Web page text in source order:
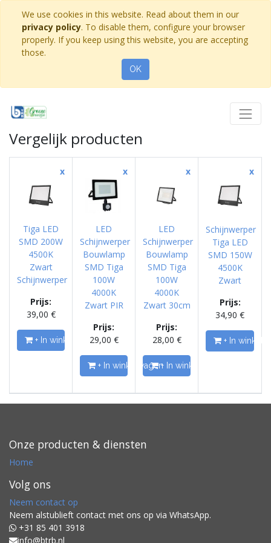
We use cookies in this website. Read about them in our
privacy policy. To disable them, configure your browser
properly. If you keep using this website, you are accepting
those.
OK
Vergelijk producten
x
Tiga LED
SMD 200W
4500K
Zwart
Schijnwerper
Prijs:
39,00 €
+ In winkelwagen
x
LED
Schijnwerper
Bouwlamp
SMD Tiga
100W
4000K
Zwart PIR
Prijs:
29,00 €
+ In winkelwagen
x
LED
Schijnwerper
Bouwlamp
SMD Tiga
100W
4000K
Zwart 30cm
Prijs:
28,00 €
+ In winkelwagen
x
Schijnwerper
Tiga LED
SMD 150W
4500K
Zwart
Prijs:
34,90 €
+ In
Onze producten & diensten
Home
Volg ons
Neem contact op
Neem alstublieft contact met ons op via WhatsApp.
+31 85 401 3918
info@btrb.nl